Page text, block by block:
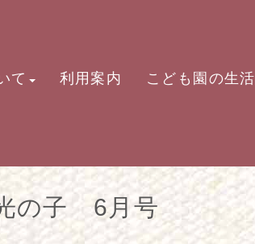
て 利用案内 こども園の生活
の子 6月号